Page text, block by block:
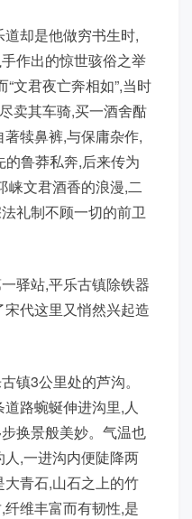
却是他做穷书生时,
作出的惊世骇俗之举
文君夜亡奔相如”,当时
卖其车骑,买一酒舍酤
犊鼻裤,与保庸杂作,
鲁莽私奔,后来传为
崃文君酒香的浪漫,二
礼制不顾一切的前卫
驿站,平乐古镇除铁器
代这里又悄然兴起造
3公里处的芦沟。
路蜿蜒伸进沟里,人
换景般美妙。气温也
,一进沟内便陡降两
青石,山石之上的竹
维丰富而有韧性,是